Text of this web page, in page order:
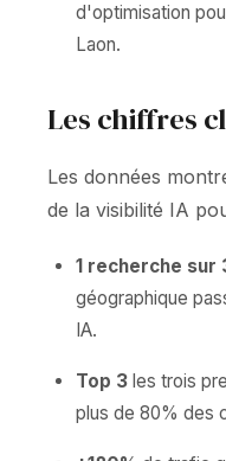
d'optimisation
Laon.
Les chiffres
Les données
de la visibilité IA
1 recherche sur
géographique
IA.
Top 3 les trois
plus de 80% des